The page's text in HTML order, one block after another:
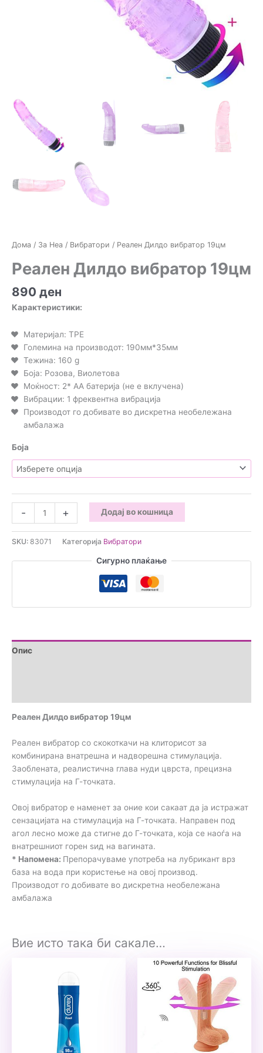
Дома / За Неа / Вибратори / Реален Дилдо вибратор 19цм
Реален Дилдо вибратор 19цм
890 ден
Карактеристики:
Материјал: TPE
Големина на производот: 190мм*35мм
Тежина: 160 g
Боја: Розова, Виолетова
Моќност: 2* AA батерија (не е вклучена)
Вибрации: 1 фреквентна вибрација
Производот го добивате во дискретна необележана
амбалажа
Боја
-
Дилдо
вибратор
19цм
количина
+ Додај во кошница
SKU: 83071 Категорија Вибратори
Сигурно плаќање
Опис
Реален Дилдо вибратор 19цм
Реален вибратор со скокоткачи на клиторисот за
комбинирана внатрешна и надворешна стимулација.
Заоблената, реалистична глава нуди цврста, прецизна
стимулација на Г-точката.
Овој вибратор е наменет за оние кои сакаат да ја истражат
сензацијата на стимулација на Г-точката. Направен под
агол лесно може да стигне до Г-точката, која се наоѓа на
внатрешниот горен ѕид на вагината.
* Напомена: Препорачуваме употреба на лубрикант врз
база на вода при користење на овој производ.
Производот го добивате во дискретна необележана
амбалажа
Вие исто така би сакале…